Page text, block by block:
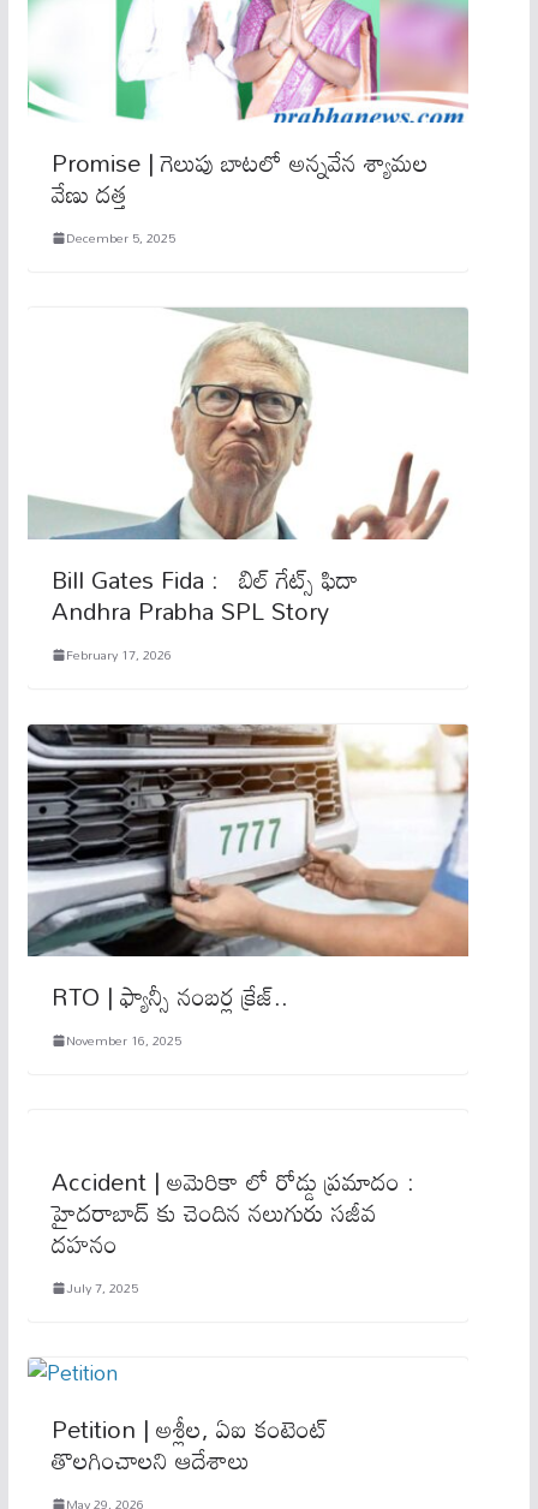
Promise | గెలుపు బాటలో అన్నవేన శ్యామల
వేణు దత్త
December 5, 2025
Bill Gates Fida : బిల్​ గేట్స్​ ఫిదా
Andhra Prabha SPL Story
February 17, 2026
RTO | ఫ్యాన్సీ నంబర్ల క్రేజ్..
November 16, 2025
Accident | అమెరికా లో రోడ్డు ప్రమాదం :
హైదరాబాద్ కు చెందిన నలుగురు సజీవ
దహనం
July 7, 2025
Petition | అశ్లీల, ఏఐ కంటెంట్
తొలగించాలని ఆదేశాలు